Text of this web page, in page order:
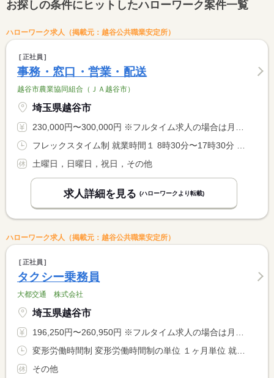
お探しの条件にヒットしたハローワーク案件一覧
ハローワーク求人（掲載元：越谷公共職業安定所）
正社員
事務・窓口・営業・配送
越谷市農業協同組合（ＪＡ越谷市）
埼玉県越谷市
230,000円〜300,000円 ※フルタイム求人の場合は月額（換算額）、パート求人の場合は時間額を表示しています。
フレックスタイム制 就業時間１ 8時30分〜17時30分 就業時間に関する特記事項 ＊通常は同就業時間の勤務になり、就業先により、フレックスタイ <BR> ム制になります。 <BR> ＊コアタイムは午前１１時から午後２時になります。
土曜日，日曜日，祝日，その他
求人詳細を見る (ハローワークより転載)
ハローワーク求人（掲載元：越谷公共職業安定所）
正社員
タクシー乗務員
大都交通 株式会社
埼玉県越谷市
196,250円〜260,950円 ※フルタイム求人の場合は月額（換算額）、パート求人の場合は時間額を表示しています。
変形労働時間制 変形労働時間制の単位 １ヶ月単位 就業時間１ 8時00分〜1時15分 就業時間２ 7時30分〜19時30分 就業時間に関する特記事項 （１）は隔日勤務 （２）は日勤で、選択可能です。 <BR> <BR> ＊月総労働時間１７０時間
その他